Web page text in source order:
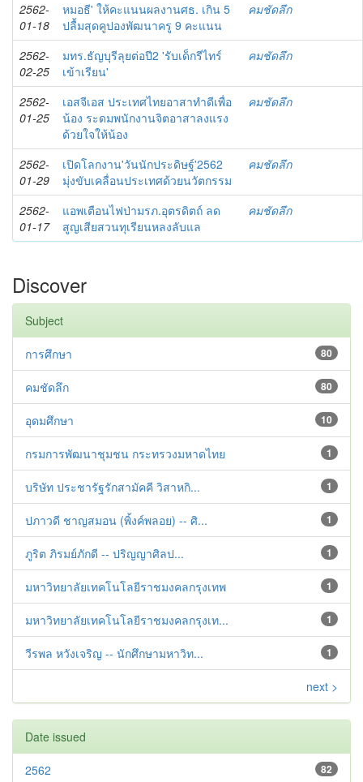
2562-
01-18
หมอธี' ให้คะแนนผลงานศธ. เกิน 5
ปลื้มสุดคูปองพัฒนาครู 9 คะแนน
คมชัดลึก
2562-
02-25
มทร.ธัญบุรีลุยต่อปี2 'รับเด็กรีไทร์
เข้าเรียน'
คมชัดลึก
2562-
01-25
เอสจีเอส ประเทศไทยอาสาทำดีเพื่อ
น้อง ระดมพนักงานจิตอาสาลงแรง
ด้วยใจให้น้อง
คมชัดลึก
2562-
01-29
เปิดโลกงาน'วันนักประดิษฐ์'2562
มุ่งขับเคลื่อนประเทศด้วยนวัตกรรม
คมชัดลึก
2562-
01-17
แอพเตือนไฟป่ามรภ.อุตรดิตถ์ ลด
สูญเสียสวนทุเรียนหลงลับแล
คมชัดลึก
Discover
Subject
80
การศึกษา
80
คมชัดลึก
10
อุดมศึกษา
1
กรมการพัฒนาชุมชน กระทรวงมหาดไทย
1
บริษัท ประชารัฐรักสามัคคี วิสาหกิ...
1
ปภาวดี ชาญสมอน (พิ้งค์พลอย) -- ศิ...
1
ภูริต ภิรมย์ภักดี -- ปริญญาศิลป...
1
มหาวิทยาลัยเทคโนโลยีราชมงคลกรุงเทพ
1
มหาวิทยาลัยเทคโนโลยีราชมงคลกรุงเท...
1
วีรพล หวังเจริญ -- นักศึกษามหาวิท...
next >
Date issued
82
2562